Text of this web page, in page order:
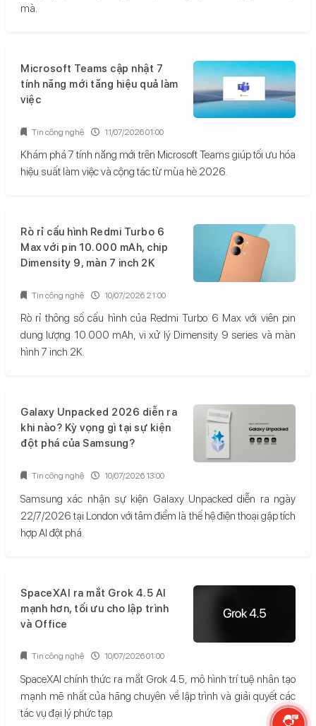
mà.
Microsoft Teams cập nhật 7
tính năng mới tăng hiệu quả làm
việc
Khám phá 7 tính năng mới trên Microsoft Teams giúp tối ưu hóa
hiệu suất làm việc và cộng tác từ mùa hè 2026.
Tin công nghệ 11/07/2026 01:00
Rò rỉ cấu hình Redmi Turbo 6
Max với pin 10.000 mAh, chip
Dimensity 9, màn 7 inch 2K
Rò rỉ thông số cấu hình của Redmi Turbo 6 Max với viên pin
dung lượng 10.000 mAh, vi xử lý Dimensity 9 series và màn
hình 7 inch 2K.
Tin công nghệ 10/07/2026 21:00
Galaxy Unpacked 2026 diễn ra
khi nào? Kỳ vọng gì tại sự kiện
đột phá của Samsung?
Samsung xác nhận sự kiện Galaxy Unpacked diễn ra ngày
22/7/2026 tại London với tâm điểm là thế hệ điện thoại gập tích
hợp AI đột phá.
Tin công nghệ 10/07/2026 13:00
SpaceXAI ra mắt Grok 4.5 AI
mạnh hơn, tối ưu cho lập trình
và Office
SpaceXAI chính thức ra mắt Grok 4.5, mô hình trí tuệ nhân tạo
mạnh mẽ nhất của hãng chuyên về lập trình và giải quyết các
tác vụ đại lý phức tạp.
Tin công nghệ 10/07/2026 01:00